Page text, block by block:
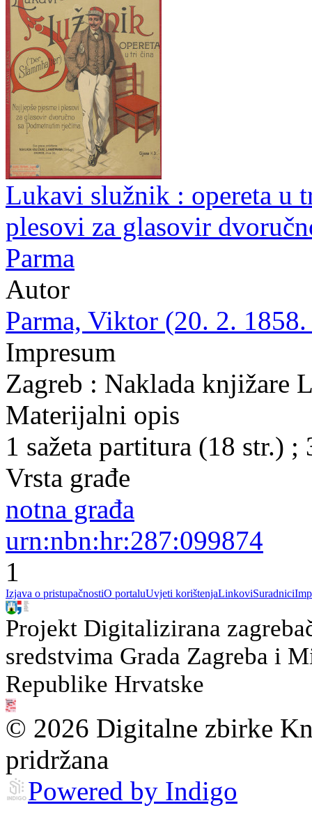
Lukavi služnik : opereta u
plesovi za glasovir
Parma
Autor
Parma, Viktor (20. 2.
Impresum
Zagreb : Naklada knjižare
Materijalni opis
1 sažeta partitura (18 str.) ;
Vrsta građe
notna građa
urn:nbn:hr:287:099874
1
Izjava o pristupačnostiO portaluUvjeti korištenjaLinkoviSuradnici
Projekt Digitalizirana
sredstvima Grada Zagreba i
Republike Hrvatske
© 2026 Digitalne zbirke
pridržana
Powered by Indigo